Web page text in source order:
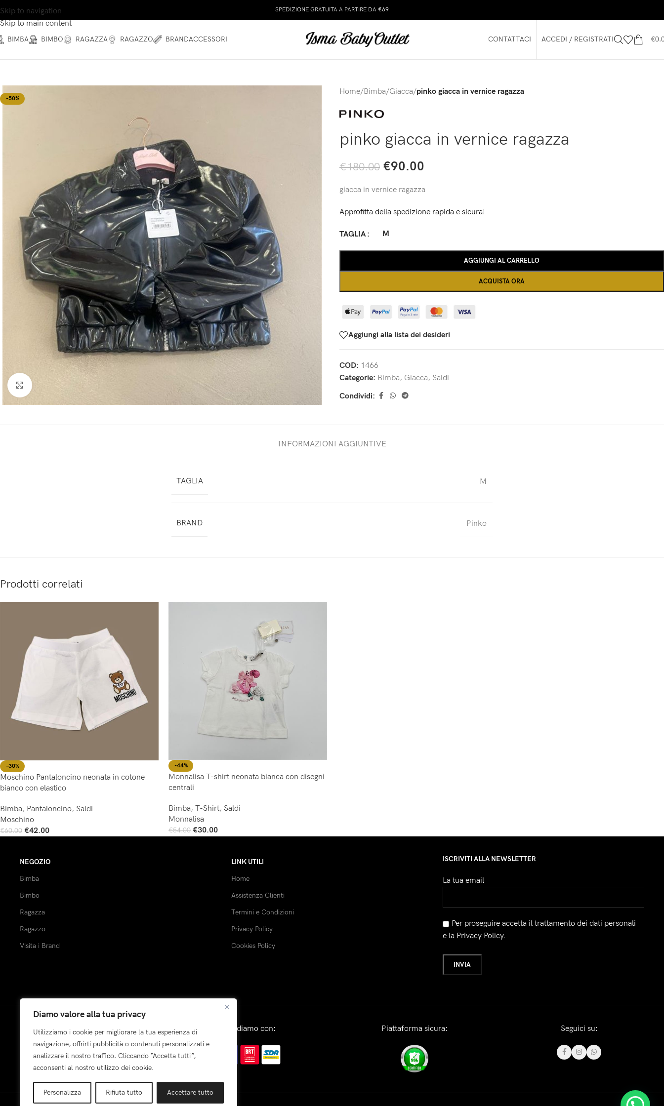
Diamo valore alla tua privacy
Utilizziamo i cookie per migliorare la tua esperienza di
navigazione, offrirti pubblicità o contenuti personalizzati e
analizzare il nostro traffico. Cliccando “Accetta tutti”,
acconsenti al nostro utilizzo dei cookie.
Personalizza Rifiuta tutto Accettare tutto
Skip to navigation
Skip to main content
SPEDIZIONE GRATUITA A PARTIRE DA €69
BIMBA BIMBO RAGAZZA RAGAZZO BRANDACCESSORI CONTATTACI ACCEDI / REGISTRATI €
-50%
Home/Bimba/Giacca/pinko giacca in vernice ragazza
pinko giacca in vernice ragazza
€180.00 €90.00
giacca in vernice ragazza
Approfitta della spedizione rapida e sicura!
TAGLIA M
AGGIUNGI AL CARRELLO
ACQUISTA ORA
Aggiungi alla lista dei desideri
COD: 1466
Categorie: Bimba, Giacca, Saldi
Condividi:
INFORMAZIONI AGGIUNTIVE
TAGLIA M
BRAND Pinko
Prodotti correlati
-30%
Moschino Pantaloncino neonata in cotone
bianco con elastico
Bimba, Pantaloncino, Saldi
Moschino
€60.00 €42.00
-44%
Monnalisa T-shirt neonata bianca con disegni
centrali
Bimba, T-Shirt, Saldi
Monnalisa
€54.00 €30.00
NEGOZIO
Bimba
Bimbo
Ragazza
Ragazzo
Visita i Brand
LINK UTILI
Home
Assistenza Clienti
Termini e Condizioni
Privacy Policy
Cookies Policy
ISCRIVITI ALLA NEWSLETTER
La tua email
Per proseguire accetta il trattamento dei dati personali
e la Privacy Policy.
Pagamenti: Spediamo con: Piattaforma sicura: Seguici su: